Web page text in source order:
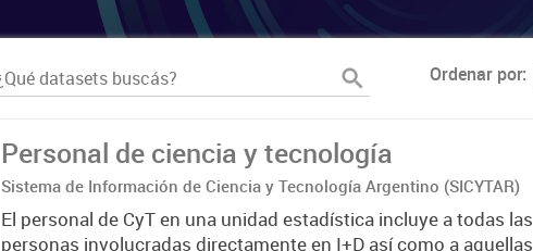
Ordenar por
Personal de ciencia y tecnología
Sistema de Información de Ciencia y Tecnología Argentino (SICYTAR)
El personal de CyT en una unidad estadística incluye a todas las
personas involucradas directamente en I+D así como a aquellas